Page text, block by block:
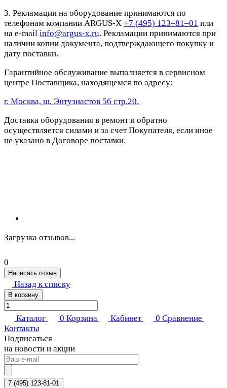
3. Рекламации на оборудование принимаются по
телефонам компании ARGUS-X +7 (495) 123–81–01 или
на e-mail info@argus-x.ru. Рекламации принимаются при
наличии копии документа, подтверждающего покупку и
дату поставки.
Гарантийное обслуживание выполняется в сервисном
центре Поставщика, находящемся по адресу:
г. Москва, ш. Энтузиастов 56 стр.20.
Доставка оборудования в ремонт и обратно
осуществляется силами и за счет Покупателя, если иное
не указано в Договоре поставки.
Загрузка отзывов...
0
Написать отзыв
Назад к списку
В корзину
Каталог 0 Корзина Кабинет 0 Сравнение
Контакты
Подписаться
на новости и акции
7 (495) 123-81-01